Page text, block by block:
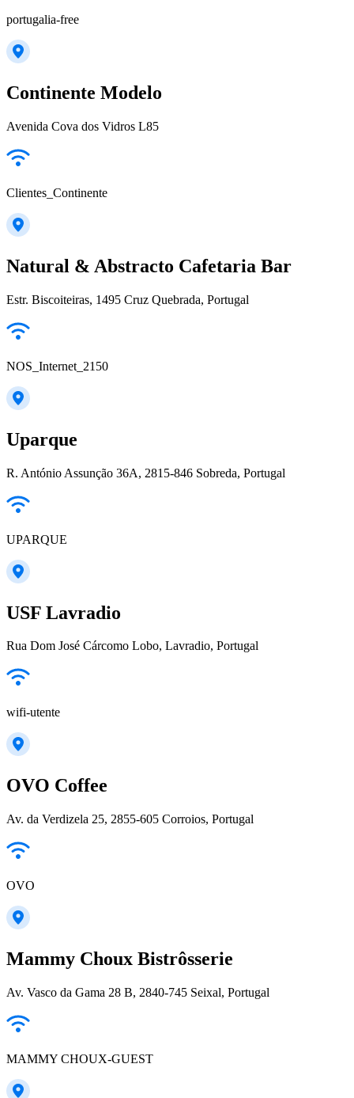
portugalia-free
Continente Modelo
Avenida Cova dos Vidros L85
Clientes_Continente
Natural & Abstracto Cafetaria Bar
Estr. Biscoiteiras, 1495 Cruz Quebrada, Portugal
NOS_Internet_2150
Uparque
R. António Assunção 36A, 2815-846 Sobreda, Portugal
UPARQUE
USF Lavradio
Rua Dom José Cárcomo Lobo, Lavradio, Portugal
wifi-utente
OVO Coffee
Av. da Verdizela 25, 2855-605 Corroios, Portugal
OVO
Mammy Choux Bistrôsserie
Av. Vasco da Gama 28 B, 2840-745 Seixal, Portugal
MAMMY CHOUX-GUEST